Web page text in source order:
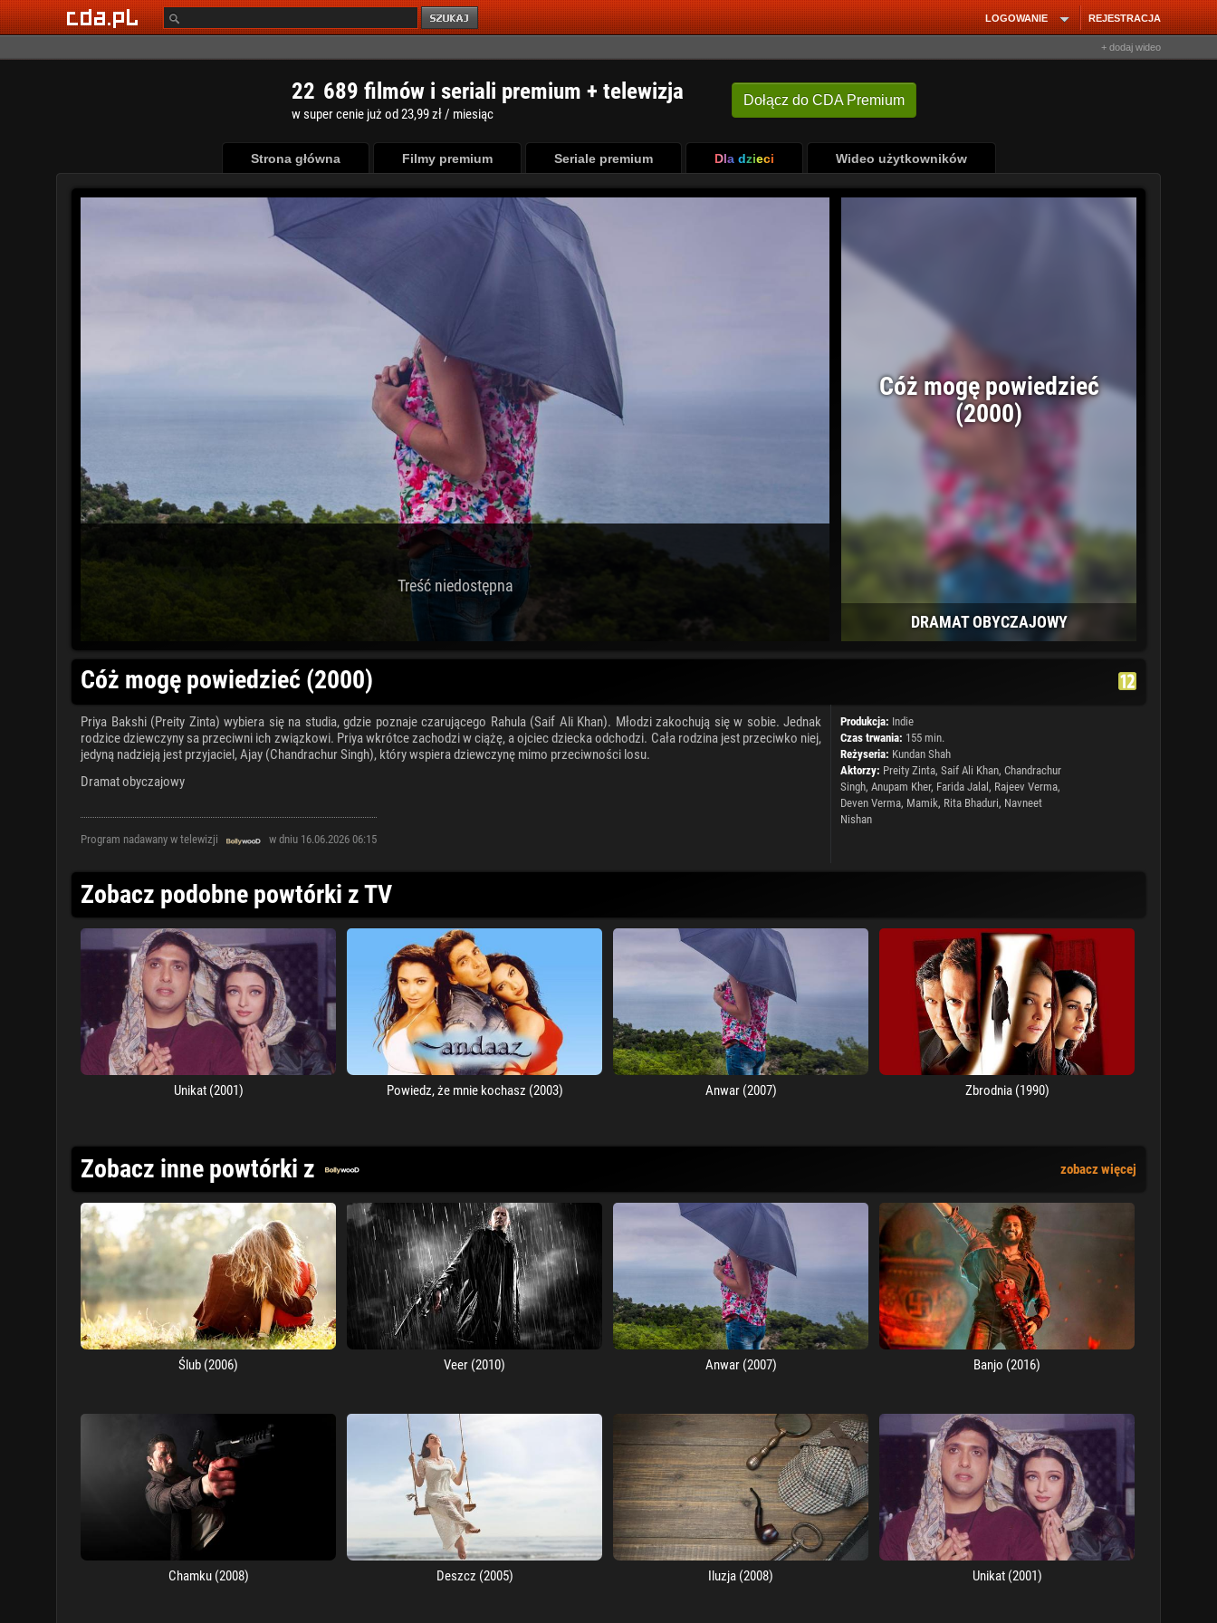
REJESTRACJA
LOGOWANIE
+ dodaj wideo
Dołącz do CDA Premium
22 689 filmów i seriali premium + telewizja
w super cenie już od 23,99 zł / miesiąc
Strona główna Filmy premium Seriale premium Dla dzieci Wideo użytkowników
Treść niedostępna
Cóż mogę powiedzieć
(2000)
DRAMAT OBYCZAJOWY
Cóż mogę powiedzieć (2000)
Priya Bakshi (Preity Zinta) wybiera się na studia, gdzie poznaje czarującego Rahula (Saif Ali Khan). Młodzi zakochują się w sobie. Jednak
rodzice dziewczyny sa przeciwni ich związkowi. Priya wkrótce zachodzi w ciążę, a ojciec dziecka odchodzi. Cała rodzina jest przeciwko niej,
jedyną nadzieją jest przyjaciel, Ajay (Chandrachur Singh), który wspiera dziewczynę mimo przeciwności losu.
Dramat obyczajowy
Program nadawany w telewizji w dniu 16.06.2026 06:15
Produkcja: Indie
Czas trwania: 155 min.
Reżyseria: Kundan Shah
Aktorzy: Preity Zinta, Saif Ali Khan, Chandrachur
Singh, Anupam Kher, Farida Jalal , Rajeev Verma,
Deven Verma, Mamik, Rita Bhaduri, Navneet
Nishan
Zobacz podobne powtórki z TV
Unikat (2001) Powiedz, że mnie kochasz (2003) Anwar (2007) Zbrodnia (1990)
Zobacz inne powtórki z zobacz więcej
Ślub (2006) Veer (2010) Anwar (2007) Banjo (2016)
Chamku (2008) Deszcz (2005) Iluzja (2008) Unikat (2001)